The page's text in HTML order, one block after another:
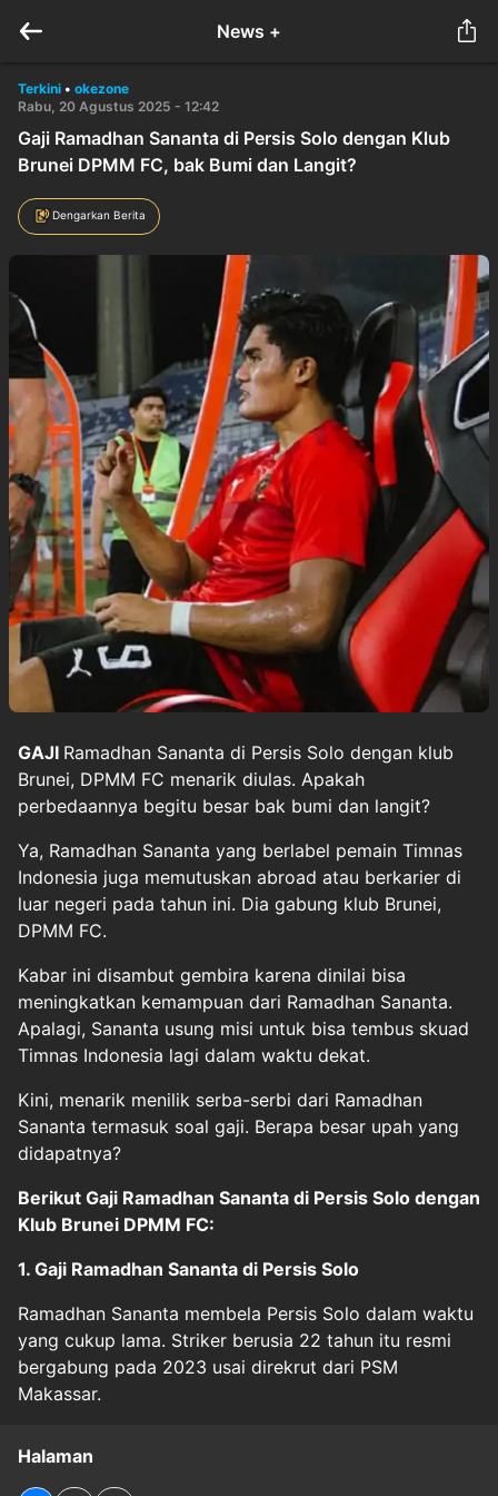
News +
Terkini • okezone
Rabu, 20 Agustus 2025 - 12:42
Gaji Ramadhan Sananta di Persis Solo dengan Klub
Brunei DPMM FC, bak Bumi dan Langit?
Dengarkan Berita
GAJI Ramadhan Sananta di Persis Solo dengan klub
Brunei, DPMM FC menarik diulas. Apakah
perbedaannya begitu besar bak bumi dan langit?
Ya, Ramadhan Sananta yang berlabel pemain Timnas
Indonesia juga memutuskan abroad atau berkarier di
luar negeri pada tahun ini. Dia gabung klub Brunei,
DPMM FC.
Kabar ini disambut gembira karena dinilai bisa
meningkatkan kemampuan dari Ramadhan Sananta.
Apalagi, Sananta usung misi untuk bisa tembus skuad
Timnas Indonesia lagi dalam waktu dekat.
Kini, menarik menilik serba-serbi dari Ramadhan
Sananta termasuk soal gaji. Berapa besar upah yang
didapatnya?
Berikut Gaji Ramadhan Sananta di Persis Solo dengan
Klub Brunei DPMM FC:
1. Gaji Ramadhan Sananta di Persis Solo
Ramadhan Sananta membela Persis Solo dalam waktu
yang cukup lama. Striker berusia 22 tahun itu resmi
bergabung pada 2023 usai direkrut dari PSM
Makassar.
Halaman